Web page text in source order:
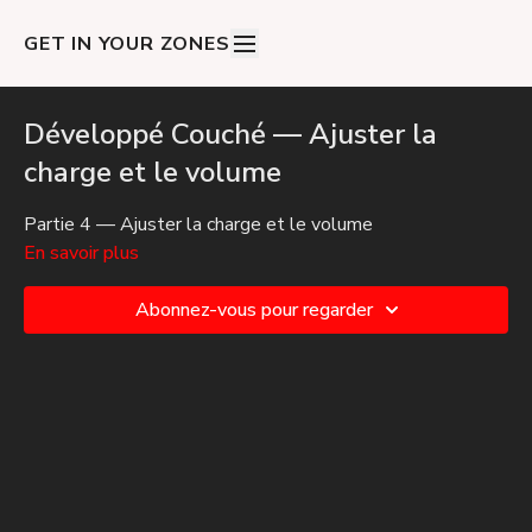
GET IN YOUR ZONES
Développé Couché — Ajuster la
charge et le volume
Partie 4 — Ajuster la charge et le volume
En savoir plus
Abonnez-vous pour regarder